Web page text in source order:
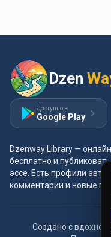
Dzen
Доступно в
Google Play
Dzenway Library —
бесплатно и
эссе. Есть профили
комментарии и новые
Создано с